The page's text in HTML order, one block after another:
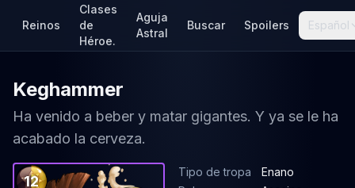
Reinos
Clases
de
Héroe.
Aguja
Astral
Buscar Spoilers Español
Keghammer
Ha venido a beber y matar gigantes. Y ya se le ha
acabado la cerveza.
12
Tipo de tropa
Enano